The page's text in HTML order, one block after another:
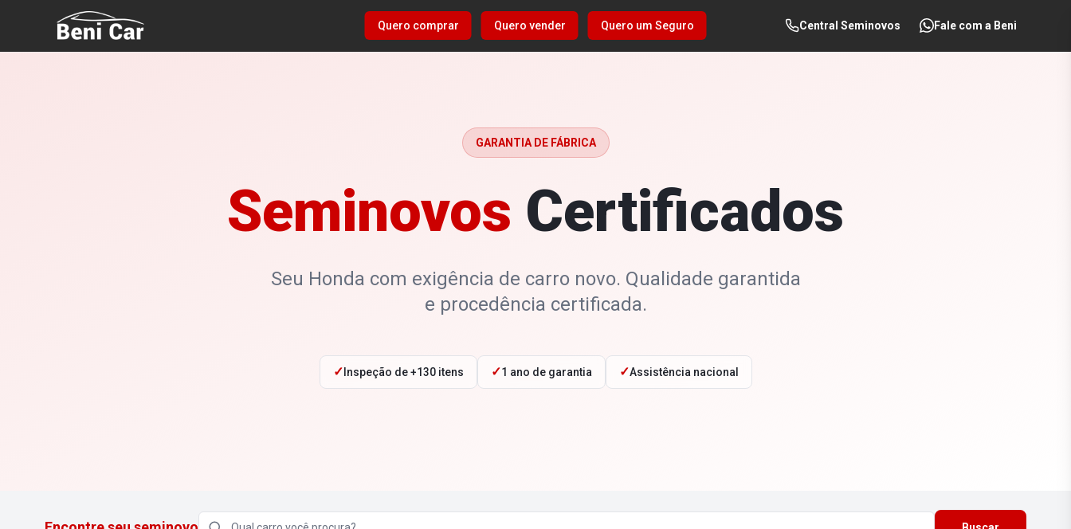
Quero comprar Quero vender Quero um Seguro Central Seminovos Fale com a Beni
GARANTIA DE FÁBRICA
Seminovos Certificados
Seu Honda com exigência de carro novo. Qualidade garantida
e procedência certificada.
✓ Inspeção de +130 itens ✓1 ano de garantia ✓Assistência nacional